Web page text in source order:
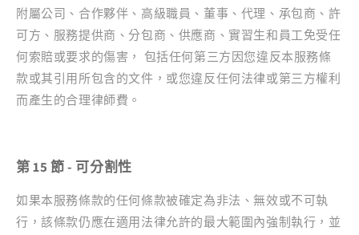
附屬公司、合作夥伴、高級職員、董事、代理、承包商、許
可方、服務提供商、分包商、供應商、實習生和員工免受任
何索賠或要求的傷害， 包括任何第三方因您違反本服務條
款或其引用所包含的文件，或您違反任何法律或第三方權利
而產生的合理律師費。
第 15 節 - 可分割性
如果本服務條款的任何條款被確定為非法、無效或不可執
行，該條款仍應在適用法律允許的最大範圍內強制執行，並